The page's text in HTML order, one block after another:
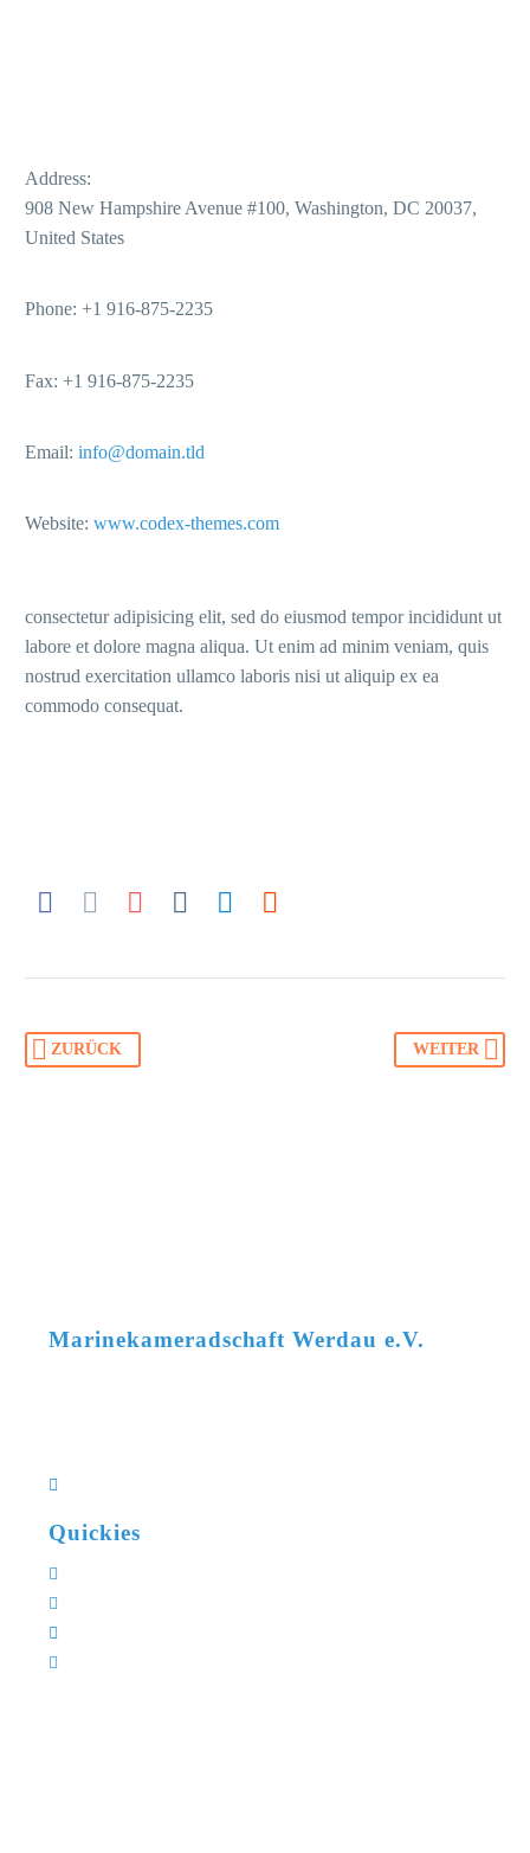
Address:
908 New Hampshire Avenue #100, Washington, DC 20037,
United States
Phone: +1 916-875-2235
Fax: +1 916-875-2235
Email: info@domain.tld
Website: www.codex-themes.com
consectetur adipisicing elit, sed do eiusmod tempor incididunt ut
labore et dolore magna aliqua. Ut enim ad minim veniam, quis
nostrud exercitation ullamco laboris nisi ut aliquip ex ea
commodo consequat.
ZURÜCK WEITER
Marinekameradschaft Werdau e.V.
Quickies